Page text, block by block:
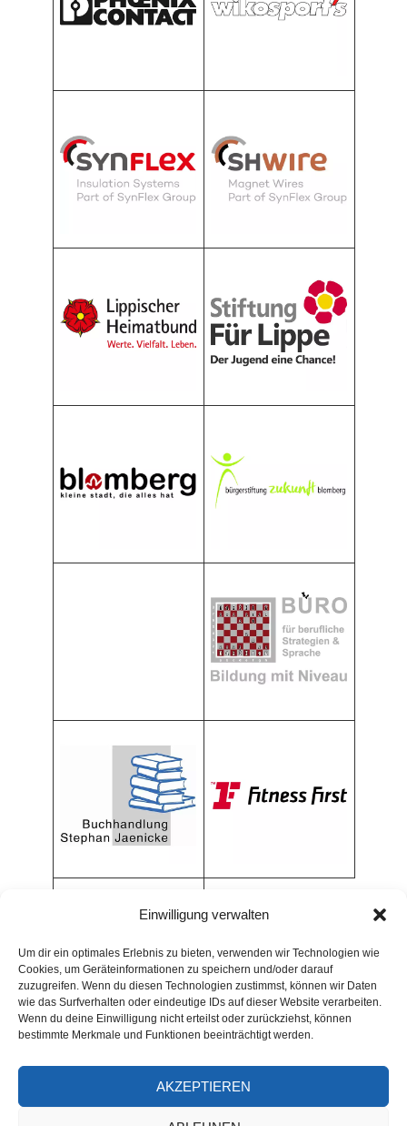
Einwilligung verwalten
Um dir ein optimales Erlebnis zu bieten, verwenden wir Technologien wie
Cookies, um Geräteinformationen zu speichern und/oder darauf
zuzugreifen. Wenn du diesen Technologien zustimmst, können wir Daten
wie das Surfverhalten oder eindeutige IDs auf dieser Website verarbeiten.
Wenn du deine Einwilligung nicht erteilst oder zurückziehst, können
bestimmte Merkmale und Funktionen beeinträchtigt werden.
AKZEPTIEREN